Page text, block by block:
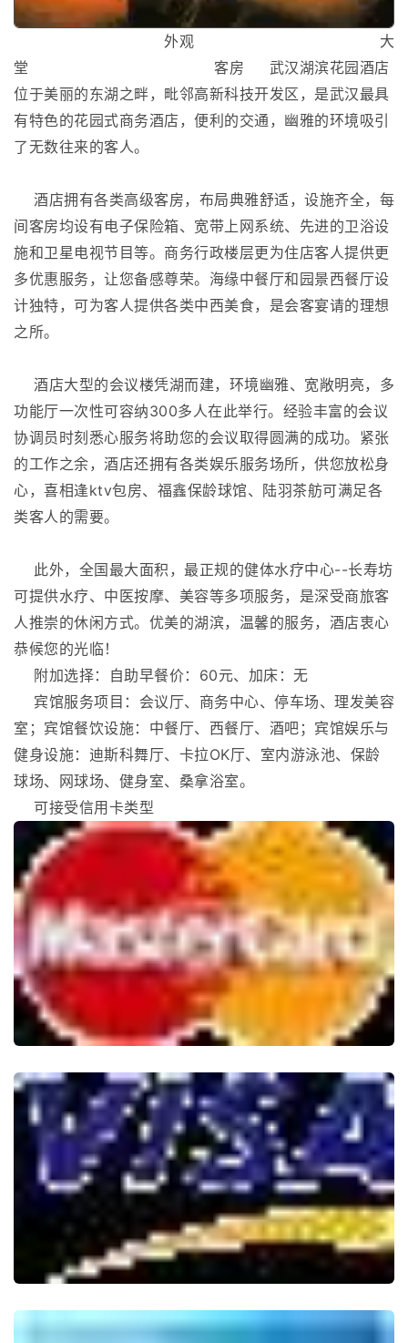
外观 大
堂 客房 武汉湖滨花园酒店
位于美丽的东湖之畔，毗邻高新科技开发区，是武汉最具
有特色的花园式商务酒店，便利的交通，幽雅的环境吸引
了无数往来的客人。
酒店拥有各类高级客房，布局典雅舒适，设施齐全，每
间客房均设有电子保险箱、宽带上网系统、先进的卫浴设
施和卫星电视节目等。商务行政楼层更为住店客人提供更
多优惠服务，让您备感尊荣。海缘中餐厅和园景西餐厅设
计独特，可为客人提供各类中西美食，是会客宴请的理想
之所。
酒店大型的会议楼凭湖而建，环境幽雅、宽敞明亮，多
功能厅一次性可容纳300多人在此举行。经验丰富的会议
协调员时刻悉心服务将助您的会议取得圆满的成功。紧张
的工作之余，酒店还拥有各类娱乐服务场所，供您放松身
心，喜相逢ktv包房、福鑫保龄球馆、陆羽茶舫可满足各
类客人的需要。
此外，全国最大面积，最正规的健体水疗中心--长寿坊
可提供水疗、中医按摩、美容等多项服务，是深受商旅客
人推崇的休闲方式。优美的湖滨，温馨的服务，酒店衷心
恭候您的光临！
附加选择：自助早餐价：60元、加床：无
宾馆服务项目：会议厅、商务中心、停车场、理发美容
室；宾馆餐饮设施：中餐厅、西餐厅、酒吧；宾馆娱乐与
健身设施：迪斯科舞厅、卡拉OK厅、室内游泳池、保龄
球场、网球场、健身室、桑拿浴室。
可接受信用卡类型